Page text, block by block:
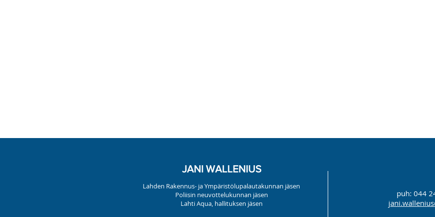
JANI WALLENIUS
Lahden Rakennus- ja Ympäristölupalautakunnan jäsen
Poliisin neuvottelukunnan jäsen
Lahti Aqua, hallituksen jäsen
puh: 044